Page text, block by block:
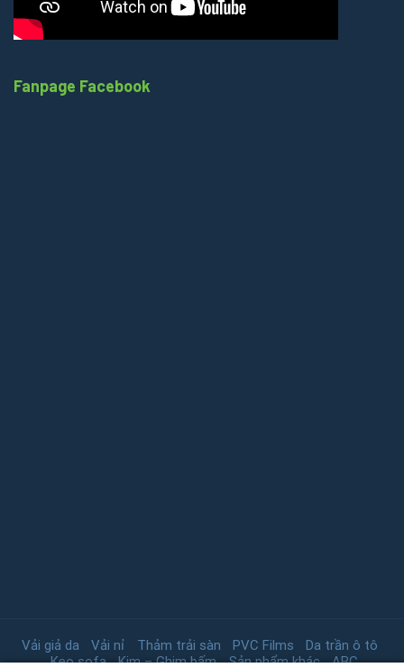
Fanpage Facebook
Vải giả da Vải nỉ Thảm trải sàn PVC Films
Da trần ô tô
Keo sofa
Kim – Ghim bấm Sản phẩm khác ABC